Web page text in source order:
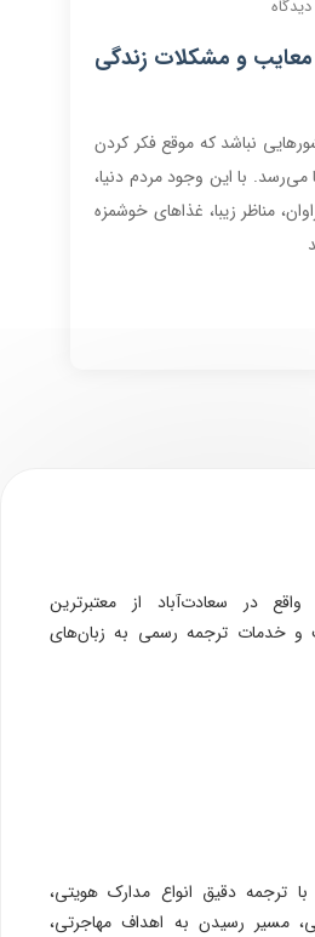
و 4 مورد معایب و مشکلات زندگی
نباشد که موقع فکر کردن
با این وجود مردم دنیا،
مناظر زیبا، غذاهای خوشمزه
واقع در سعادت‌آباد از معتبرترین
و خدمات ترجمه رسمی به زبان‌های
ترجمه دقیق انواع مدارک هویتی،
مسیر رسیدن به اهداف مهاجرتی،